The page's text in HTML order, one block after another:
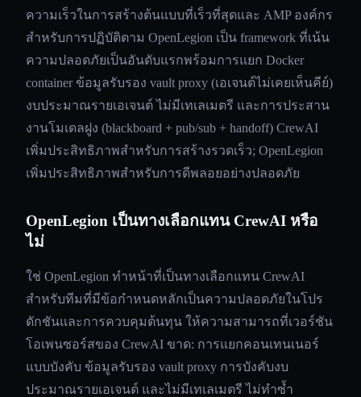
ความเร็วในการสร้างต้นแบบที่เร็วที่สุดและ AMP องค์กร
สำหรับการปฏิบัติตาม OpenLegion เป็น framework ที่เน้น
ความปลอดภัยเป็นอันดับแรกพร้อมการแยก Docker
container ข้อมูลรับรอง vault proxy (เอเจนต์ไม่เคยเห็นคีย์)
งบประมาณรายเอเจนต์ ไม่มีเทเลเมตรี และการประสาน
งานโมเดลฝูง (blackboard + pub/sub + handoff) CrewAI
เพิ่มประสิทธิภาพสำหรับการสร้างรวดเร็ว; OpenLegion
เพิ่มประสิทธิภาพสำหรับการดีพลอยอย่างปลอดภัย
OpenLegion เป็นทางเลือกแทน CrewAI หรือ
ไม่
ใช่ OpenLegion ทำหน้าที่เป็นทางเลือกแทน CrewAI
สำหรับทีมที่มีข้อกำหนดหลักเป็นความปลอดภัยในโปร
ดักชันและการควบคุมต้นทุน ให้ความสามารถที่เวอร์ชัน
โอเพนซอร์สของ CrewAI ขาด: การแยกคอนเทนเนอร์
แบบบังคับ ข้อมูลรับรอง vault proxy การบังคับงบ
ประมาณรายเอเจนต์ และไม่มีเทเลเมตรี ไม่ทำซ้ำ